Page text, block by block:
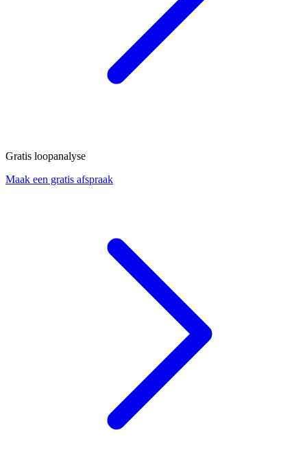
Gratis loopanalyse
Maak een gratis afspraak